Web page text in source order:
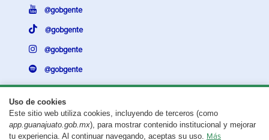
Uso de cookies
Este sitio web utiliza cookies, incluyendo de terceros (como
app.guanajuato.gob.mx), para mostrar contenido institucional y mejorar
tu experiencia. Al continuar navegando, aceptas su uso. Más
@gobgente
@gobgente
@gobgente
@gobgente
¿Existe algún problema con esta página?Repórtalo aquí.